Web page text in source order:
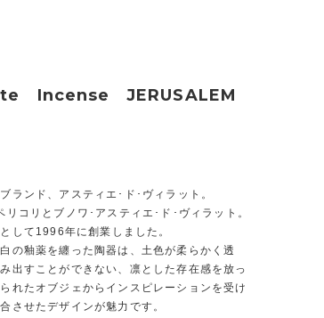
Incense JERUSALEM
ランド、アスティエ･ド･ヴィラット。
コリとブノワ･アスティエ･ド･ヴィラット。
して1996年に創業しました。
の釉薬を纏った陶器は、土色が柔らかく透
出すことができない、凛とした存在感を放っ
れたオブジェからインスピレーションを受け
させたデザインが魅力です。